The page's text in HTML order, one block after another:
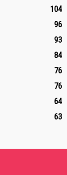
104
96
93
84
76
76
64
63